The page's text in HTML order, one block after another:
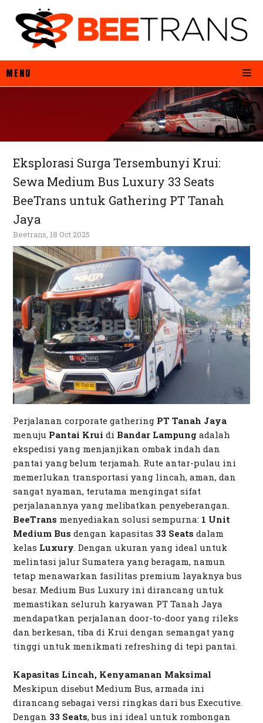
MENU
Eksplorasi Surga Tersembunyi Krui:
Sewa Medium Bus Luxury 33 Seats
BeeTrans untuk Gathering PT Tanah
Jaya
Beetrans, 18 Oct 2025
Perjalanancorporate gathering PT Tanah Jaya
menuju Pantai Krui di Bandar Lampung adalah
ekspedisi yang menjanjikan ombak indah dan
pantai yang belum terjamah. Rute antar-pulau ini
memerlukan transportasi yang lincah, aman, dan
sangat nyaman, terutama mengingat sifat
perjalanannya yang melibatkan penyeberangan.
BeeTrans menyediakan solusi sempurna: 1 Unit
Medium Bus dengan kapasitas 33 Seats dalam
kelas Luxury. Dengan ukuran yang ideal untuk
melintasi jalur Sumatera yang beragam, namun
tetap menawarkan fasilitas premium layaknya bus
besar. Medium Bus Luxury ini dirancang untuk
memastikan seluruh karyawan PT Tanah Jaya
mendapatkan perjalanandoor-to-door yang rileks
dan berkesan, tiba di Krui dengan semangat yang
tinggi untuk menikmati refreshing di tepi pantai.
Kapasitas Lincah, Kenyamanan Maksimal
Meskipun disebut Medium Bus, armada ini
dirancang sebagai versi ringkas dari busExecutive.
Dengan 33 Seats, bus ini ideal untuk rombongan